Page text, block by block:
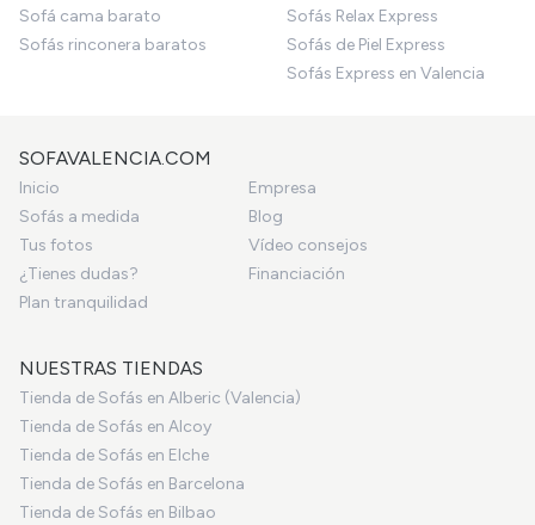
Sofá cama barato
Sofás rinconera baratos
Sofás Relax Express
Sofás de Piel Express
Sofás Express en Valencia
SOFAVALENCIA.COM
Inicio
Empresa
Sofás a medida
Blog
Tus fotos
Vídeo consejos
¿Tienes dudas?
Financiación
Plan tranquilidad
NUESTRAS TIENDAS
Tienda de Sofás en Alberic (Valencia)
Tienda de Sofás en Alcoy
Tienda de Sofás en Elche
Tienda de Sofás en Barcelona
Tienda de Sofás en Bilbao